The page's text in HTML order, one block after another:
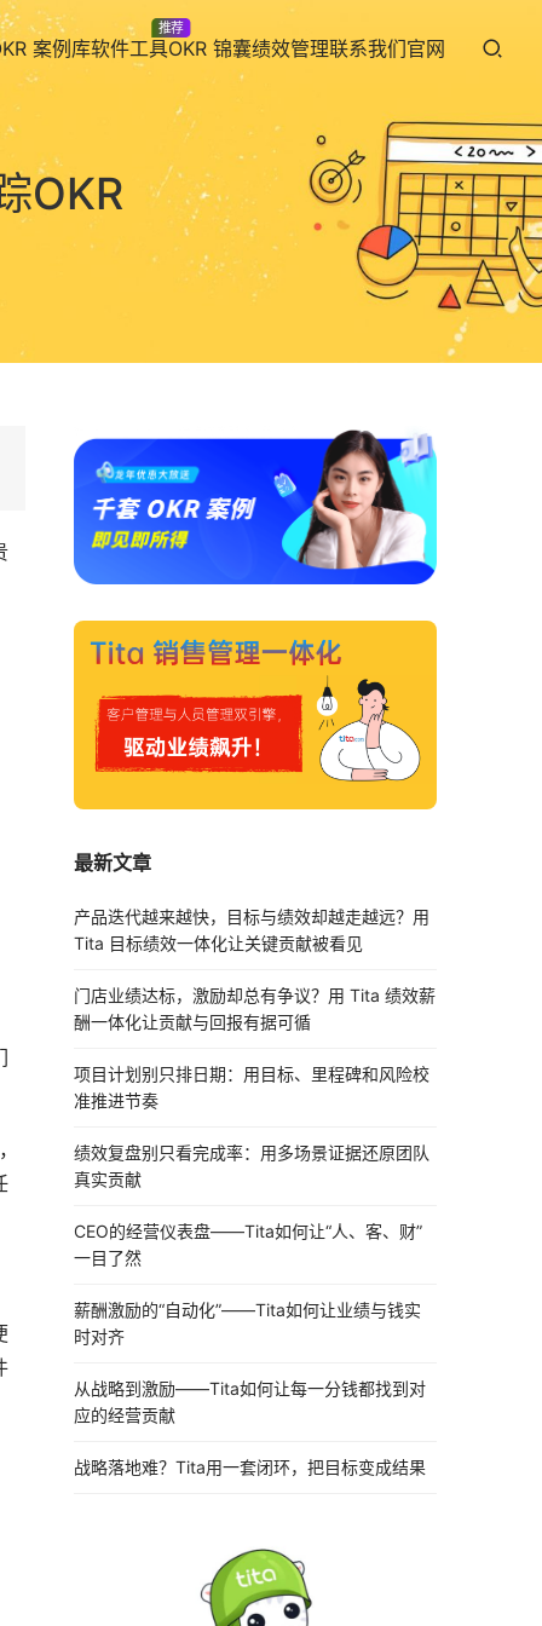
案例库软件工具
推荐
OKR 锦囊绩效管理联系我们官网
OKR
最新文章
产品迭代越来越快，目标与绩效却越走越远？用
Tita 目标绩效一体化让关键贡献被看见
门店业绩达标，激励却总有争议？用 Tita 绩效薪
酬一体化让贡献与回报有据可循
项目计划别只排日期：用目标、里程碑和风险校
准推进节奏
绩效复盘别只看完成率：用多场景证据还原团队
真实贡献
CEO的经营仪表盘——Tita如何让“人、客、财”
一目了然
薪酬激励的“自动化”——Tita如何让业绩与钱实
时对齐
从战略到激励——Tita如何让每一分钱都找到对
应的经营贡献
战略落地难？Tita用一套闭环，把目标变成结果